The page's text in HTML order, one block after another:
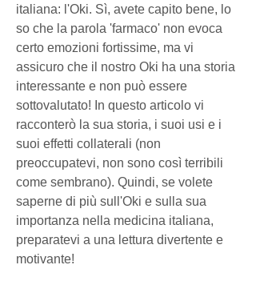
italiana: l'Oki. Sì, avete capito bene, lo
so che la parola 'farmaco' non evoca
certo emozioni fortissime, ma vi
assicuro che il nostro Oki ha una storia
interessante e non può essere
sottovalutato! In questo articolo vi
racconterò la sua storia, i suoi usi e i
suoi effetti collaterali (non
preoccupatevi, non sono così terribili
come sembrano). Quindi, se volete
saperne di più sull'Oki e sulla sua
importanza nella medicina italiana,
preparatevi a una lettura divertente e
motivante!